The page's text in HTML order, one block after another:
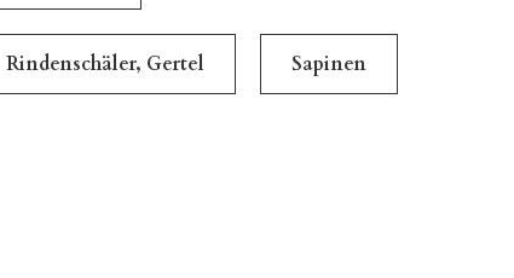
Rindenschäler, Gertel Sapinen